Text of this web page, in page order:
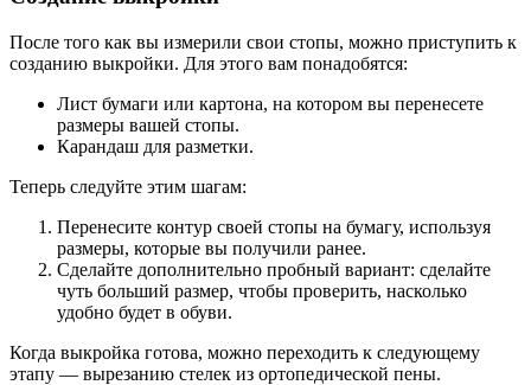
После того как вы измерили свои стопы, можно приступить к
созданию выкройки. Для этого вам понадобятся:
Лист бумаги или картона, на котором вы перенесете
размеры вашей стопы.
Карандаш для разметки.
Теперь следуйте этим шагам:
Перенесите контур своей стопы на бумагу, используя
размеры, которые вы получили ранее.
Сделайте дополнительно пробный вариант: сделайте
чуть больший размер, чтобы проверить, насколько
удобно будет в обуви.
Когда выкройка готова, можно переходить к следующему
этапу — вырезанию стелек из ортопедической пены.